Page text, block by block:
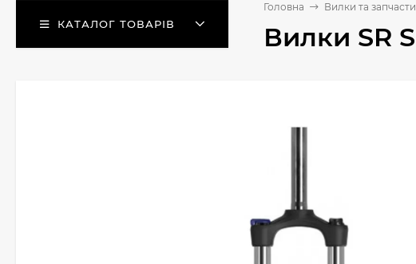
КАТАЛОГ ТОВАРІВ
Головна Вилки та
Вилки SR